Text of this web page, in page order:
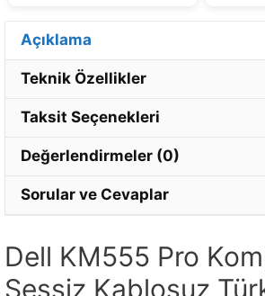
Açıklama
Teknik Özellikler
Taksit Seçenekleri
Değerlendirmeler (0)
Sorular ve Cevaplar
Dell KM555 Pro
Sessiz Kablosuz